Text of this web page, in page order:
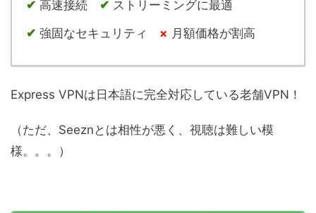
✔︎ 高速接続 ✔︎ ストリーミングに最適
✔︎ 強固なセキュリティ × 月額価格が割高
Express VPNは日本語に完全対応している老舗VPN！
（ただ、Seeznとは相性が悪く、視聴は難しい模
様。。。）